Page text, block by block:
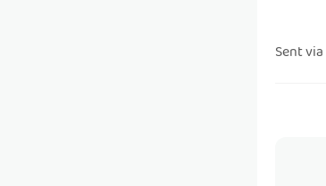
Sent via